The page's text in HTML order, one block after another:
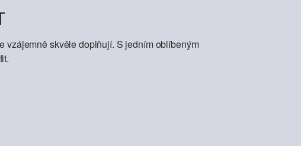
vzájemně skvěle doplňují. S jedním oblíbeným